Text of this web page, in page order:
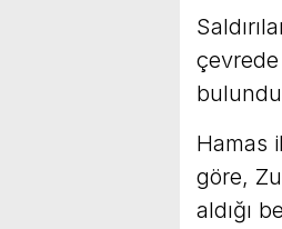
Hamas
göre,
aldığı